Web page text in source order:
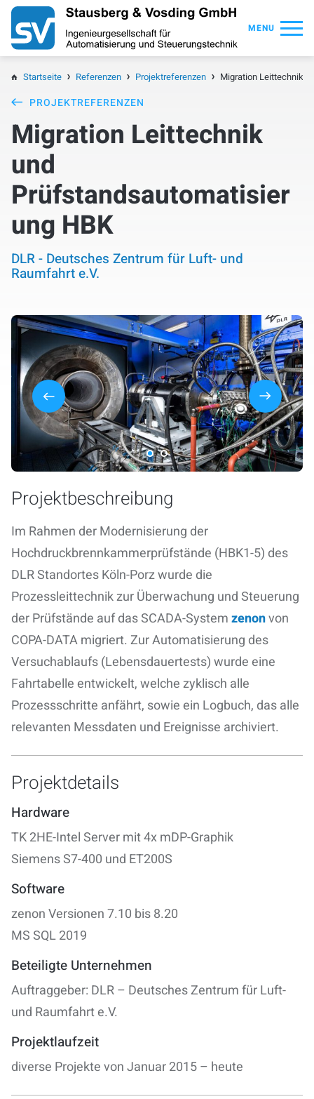
MENU
Startseite Referenzen Projektreferenzen Migration Leittechnik
PROJEKTREFERENZEN
Migration Leittechnik
und
Prüfstandsautomatisier
ung HBK
DLR - Deutsches Zentrum für Luft- und
Raumfahrt e.V.
Projektbeschreibung
Im Rahmen der Modernisierung der
Hochdruckbrennkammerprüfstände (HBK1-5) des
DLR Standortes Köln-Porz wurde die
Prozessleittechnik zur Überwachung und Steuerung
der Prüfstände auf das SCADA-Systemzenonvon
COPA-DATA migriert. Zur Automatisierung des
Versuchablaufs (Lebensdauertests) wurde eine
Fahrtabelle entwickelt, welche zyklisch alle
Prozessschritte anfährt, sowie ein Logbuch, das alle
relevanten Messdaten und Ereignisse archiviert.
Projektdetails
Hardware
TK 2HE-Intel Server mit 4x mDP-Graphik
Siemens S7-400 und ET200S
Software
zenon Versionen 7.10 bis 8.20
MS SQL 2019
Beteiligte Unternehmen
Auftraggeber: DLR – Deutsches Zentrum für Luft-
und Raumfahrt e.V.
Projektlaufzeit
diverse Projekte von Januar 2015 – heute